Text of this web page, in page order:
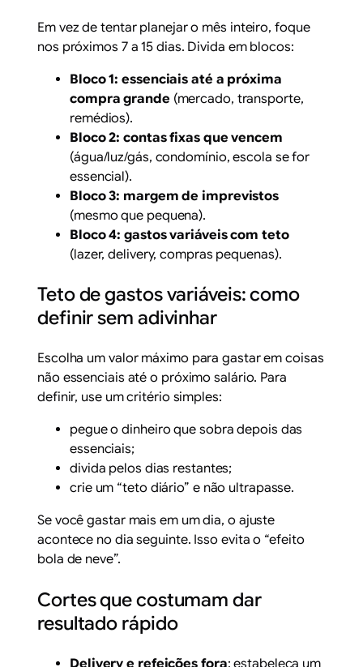
Em vez de tentar planejar o mês inteiro, foque
nos próximos 7 a 15 dias. Divida em blocos:
Bloco 1: essenciais até a próxima
compra grande (mercado, transporte,
remédios).
Bloco 2: contas fixas que vencem
(água/luz/gás, condomínio, escola se for
essencial).
Bloco 3: margem de imprevistos
(mesmo que pequena).
Bloco 4: gastos variáveis com teto
(lazer, delivery, compras pequenas).
Teto de gastos variáveis: como
definir sem adivinhar
Escolha um valor máximo para gastar em coisas
não essenciais até o próximo salário. Para
definir, use um critério simples:
pegue o dinheiro que sobra depois das
essenciais;
divida pelos dias restantes;
crie um “teto diário” e não ultrapasse.
Se você gastar mais em um dia, o ajuste
acontece no dia seguinte. Isso evita o “efeito
bola de neve”.
Cortes que costumam dar
resultado rápido
Delivery e refeições fora: estabeleça um